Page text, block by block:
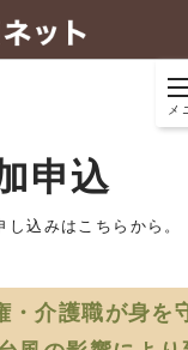
メ
申込
込みはこちらから。
・介護職が身を